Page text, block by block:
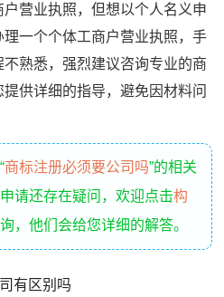
营业执照，但想以个人名义申
一个个体工商户营业执照，手
熟悉，强烈建议咨询专业的商
供详细的指导，避免因材料问
商标注册必须要公司吗”的相关
请还存在疑问，欢迎点击构
，他们会给您详细的解答。
有区别吗